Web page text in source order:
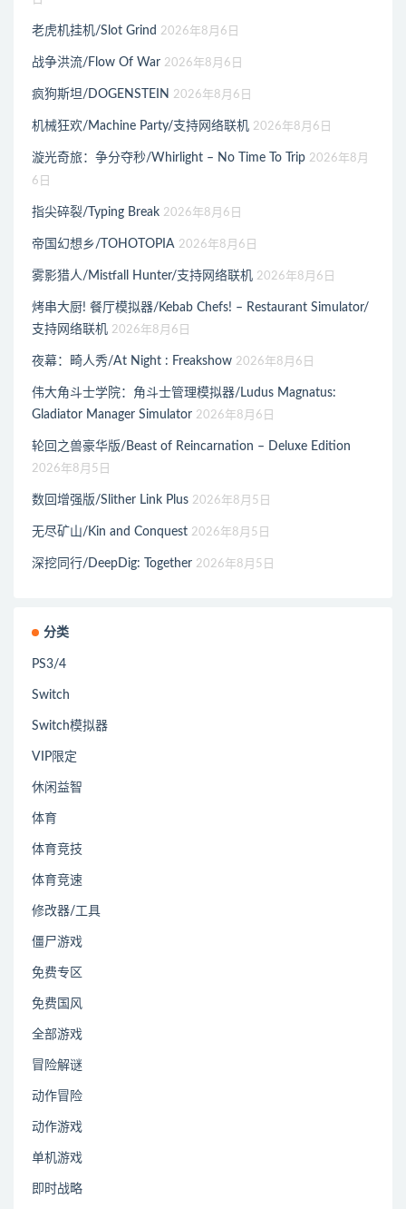
老虎机挂机/Slot Grind 2026年8月6日
战争洪流/Flow Of War 2026年8月6日
疯狗斯坦/DOGENSTEIN 2026年8月6日
机械狂欢/Machine Party/支持网络联机 2026年8月6日
漩光奇旅：争分夺秒/Whirlight – No Time To Trip 2026年8月
6日
指尖碎裂/Typing Break 2026年8月6日
帝国幻想乡/TOHOTOPIA 2026年8月6日
雾影猎人/Mistfall Hunter/支持网络联机 2026年8月6日
烤串大厨! 餐厅模拟器/Kebab Chefs! – Restaurant Simulator/
支持网络联机 2026年8月6日
夜幕：畸人秀/At Night : Freakshow 2026年8月6日
伟大角斗士学院：角斗士管理模拟器/Ludus Magnatus:
Gladiator Manager Simulator 2026年8月6日
轮回之兽豪华版/Beast of Reincarnation – Deluxe Edition
2026年8月5日
数回增强版/Slither Link Plus 2026年8月5日
无尽矿山/Kin and Conquest 2026年8月5日
深挖同行/DeepDig: Together 2026年8月5日
分类
PS3/4
Switch
Switch模拟器
VIP限定
休闲益智
体育
体育竞技
体育竞速
修改器/工具
僵尸游戏
免费专区
免费国风
全部游戏
冒险解谜
动作冒险
动作游戏
单机游戏
即时战略